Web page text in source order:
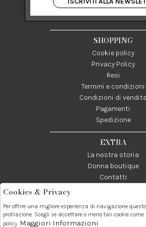
84122 Salerno Italia
P IVA 03024950655
SHOPPING
Cookie policy
Privacy Policy
Resi
Termini e condizioni
Condizioni di vendita
Pagamenti
Spedizione
EXTRA
La nostra storia
Donna boutique
Contatti
Telefono:
089237858
Whatsapp:
3338855601
Cookies & Privacy
Per offrire una migliore esperienza di navigazione
profilazione. Scegli se accettare o meno tali cookie
policy. Maggiori Informazioni